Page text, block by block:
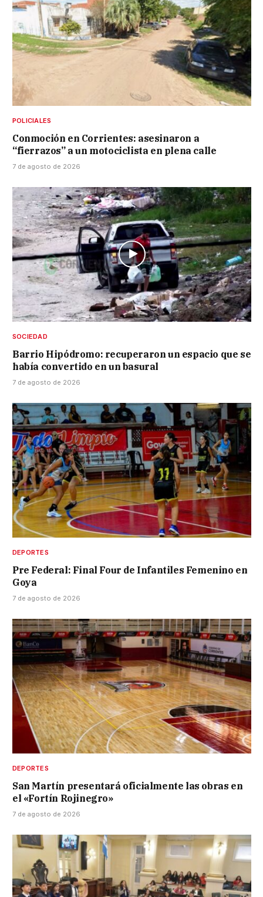
POLICIALES
Conmoción en Corrientes: asesinaron a
“fierrazos” a un motociclista en plena calle
7 de agosto de 2026
SOCIEDAD
Barrio Hipódromo: recuperaron un espacio que se
había convertido en un basural
7 de agosto de 2026
DEPORTES
Pre Federal: Final Four de Infantiles Femenino en
Goya
7 de agosto de 2026
DEPORTES
San Martín presentará oficialmente las obras en
el «Fortín Rojinegro»
7 de agosto de 2026